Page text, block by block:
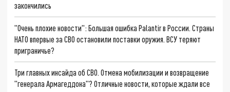
закончились
"Очень плохие новости": Большая ошибка Palantir в России. Страны
НАТО впервые за СВО остановили поставки оружия. ВСУ теряют
приграничье?
Три главных инсайда об СВО. Отмена мобилизации и возвращение
"генерала Армагеддона"? Отличные новости, которые ждали все